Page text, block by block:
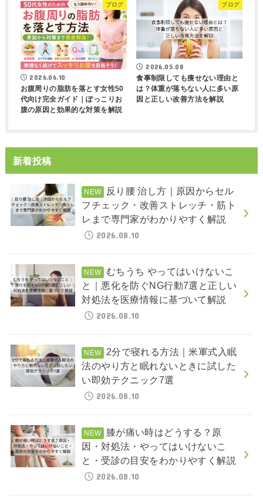
ブログ
2026.06.10
お腹周りの脂肪を落とす女性50
代向け完全ガイド｜ぽっこりお
腹の原因と効果的な対策を解説
ブログ
2026.05.08
食事制限しても痩せない理由と
は？体重が落ちない人に多い原
因と正しい改善方法を解説
新着投稿
反り腰 治し方｜原因からセル
フチェック・改善ストレッチ・筋ト
レまで専門家がわかりやすく解説
2026.08.10
むちうち やってはいけないこ
と｜悪化を防ぐNG行動7選と正しい
対処法を医療情報に基づいて解説
2026.08.10
2分で寝れる方法｜米軍式入眠
法のやり方と眠れないときに試した
い即効テクニック7選
2026.08.10
膝が痛い時はどうする？原
因・対処法・やってはいけないこ
と・受診の目安をわかりやすく解説
2026.08.10